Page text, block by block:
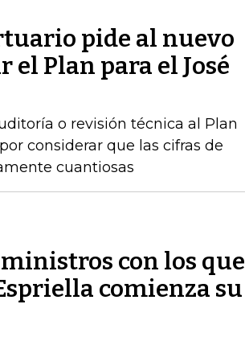
pide al nuevo
Plan para el José
o revisión técnica al Plan
considerar que las cifras de
cuantiosas
ministros con los que
comienza su